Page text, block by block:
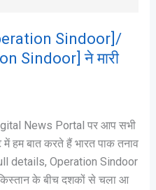
Sindoor]/
Sindoor] ने मारी
News Portal पर आप सभी
हम बात करते हैं भारत पाक तनाव
details, Operation Sindoor
के बीच दशकों से चला आ